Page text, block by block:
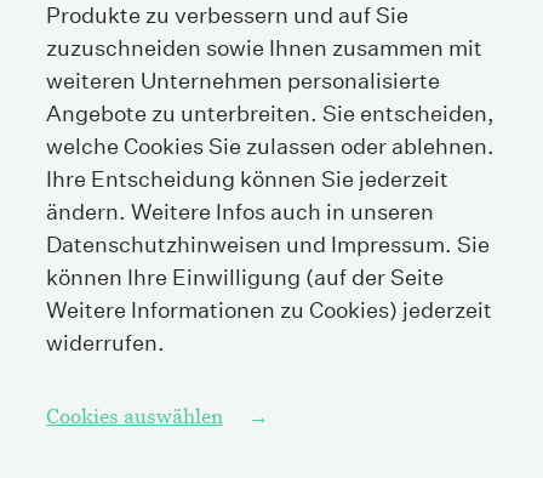
8002 Zürich
Schweiz
Tel
+41 44 208 25 25
Fax
+41 44 208 25 26
E-Mail
info@streichenberg.ch
Hier finden Sie uns
Kontakt
Produkte zu verbessern und auf Sie
zuzuschneiden sowie Ihnen zusammen mit
weiteren Unternehmen personalisierte
Angebote zu unterbreiten. Sie entscheiden,
welche Cookies Sie zulassen oder ablehnen.
Ihre Entscheidung können Sie jederzeit
ändern. Weitere Infos auch in unseren
Datenschutzhinweisen und Impressum. Sie
können Ihre Einwilligung (auf der Seite
Weitere Informationen zu Cookies) jederzeit
widerrufen.
Cookies auswählen